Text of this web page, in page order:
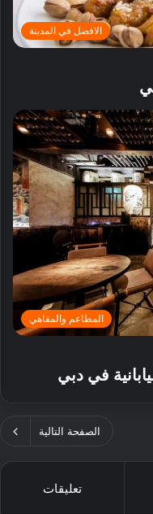
الافضل في المدينة
المطاعم والمقاهي
في دبي
الصفحة التالية
تعليقات